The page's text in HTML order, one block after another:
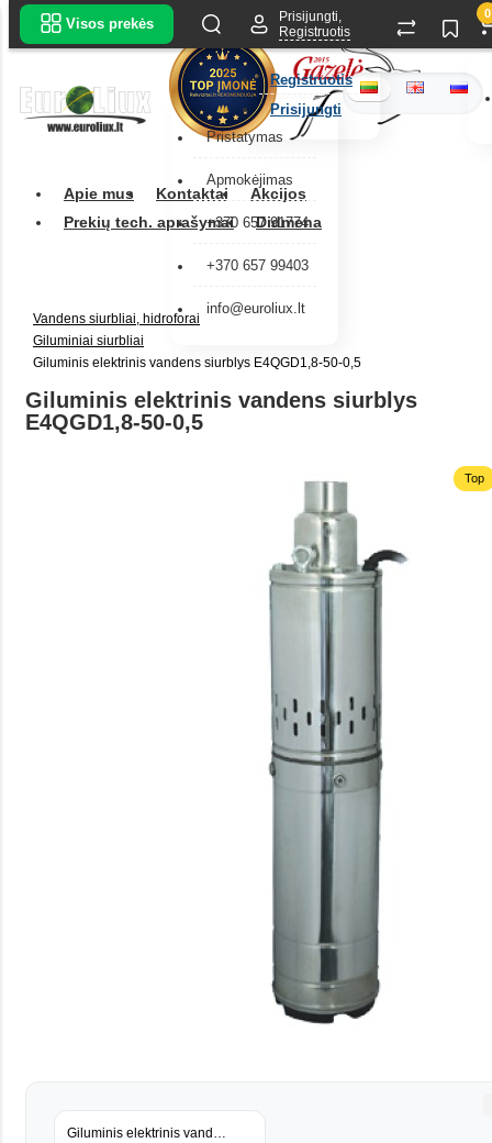
Pristatymas
Apmokėjimas
+370 657 91774
+370 657 99403
info@euroliux.lt
Apie mus Kontaktai
Akcijos
Prekių tech. aprašymai
Didmena
Visos prekės
Prisijungti,
Registruotis
Registruotis
Prisijungti
0
Vandens siurbliai, hidroforai
Giluminiai siurbliai
Giluminis elektrinis vandens siurblys E4QGD1,8-50-0,5
Giluminis elektrinis vandens siurblys
E4QGD1,8-50-0,5
Top
Giluminis elektrinis vandens siurblys E4QGD2,5-60-0,75